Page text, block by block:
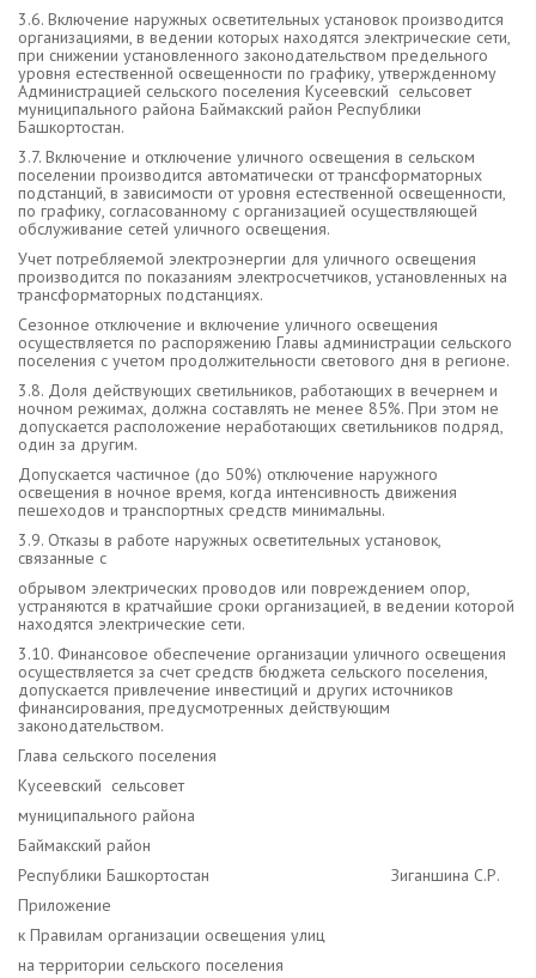
3.6. Включение наружных осветительных установок производится
организациями, в ведении которых находятся электрические сети,
при снижении установленного законодательством предельного
уровня естественной освещенности по графику, утвержденному
Администрацией сельского поселения Кусеевский сельсовет
муниципального района Баймакский район Республики
Башкортостан.
3.7. Включение и отключение уличного освещения в сельском
поселении производится автоматически от трансформаторных
подстанций, в зависимости от уровня естественной освещенности,
по графику, согласованному с организацией осуществляющей
обслуживание сетей уличного освещения.
Учет потребляемой электроэнергии для уличного освещения
производится по показаниям электросчетчиков, установленных на
трансформаторных подстанциях.
Сезонное отключение и включение уличного освещения
осуществляется по распоряжению Главы администрации сельского
поселения с учетом продолжительности светового дня в регионе.
3.8. Доля действующих светильников, работающих в вечернем и
ночном режимах, должна составлять не менее 85%. При этом не
допускается расположение неработающих светильников подряд,
один за другим.
Допускается частичное (до 50%) отключение наружного
освещения в ночное время, когда интенсивность движения
пешеходов и транспортных средств минимальны.
3.9. Отказы в работе наружных осветительных установок,
связанные с
обрывом электрических проводов или повреждением опор,
устраняются в кратчайшие сроки организацией, в ведении которой
находятся электрические сети.
3.10. Финансовое обеспечение организации уличного освещения
осуществляется за счет средств бюджета сельского поселения,
допускается привлечение инвестиций и других источников
финансирования, предусмотренных действующим
законодательством.
Глава сельского поселения
Кусеевский сельсовет
муниципального района
Баймакский район
Республики Башкортостан Зиганшина С.Р.
Приложение
к Правилам организации освещения улиц
на территории сельского поселения